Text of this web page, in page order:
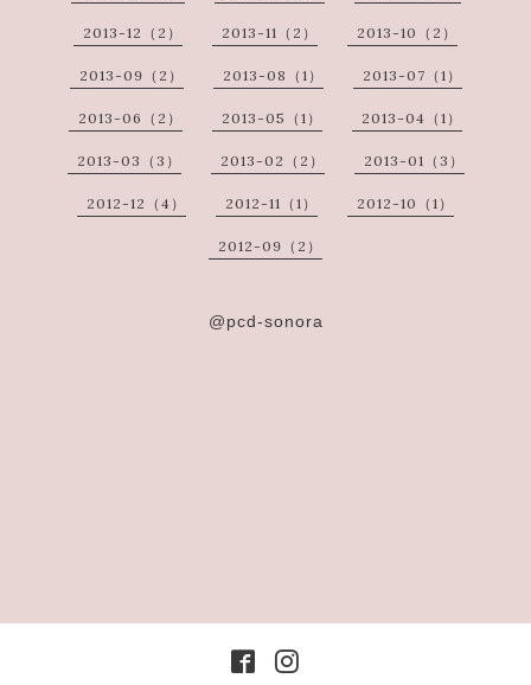
2013-12（2） 2013-11（2） 2013-10（2）
2013-09（2） 2013-08（1） 2013-07（1）
2013-06（2） 2013-05（1） 2013-04（1）
2013-03（3） 2013-02（2） 2013-01（3）
2012-12（4） 2012-11（1） 2012-10（1）
2012-09（2）
@pcd-sonora